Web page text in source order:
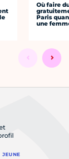
Où faire
Paris
une
JEUNE